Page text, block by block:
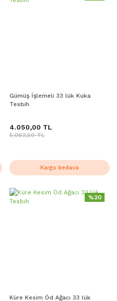
Gümüş İşlemeli 33 lük Kuka
Tesbih
4.050,00 TL
5.062,50 TL
Kargo bedava
%20
Küre Kesim Öd Ağacı 33 lük